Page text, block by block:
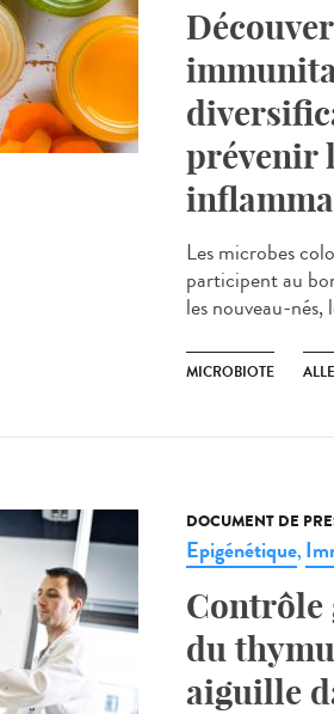
prévenir
Les microbes
participent au
les nouveau-nés,
MICROBIOTE
DOCUMENT DE
Epigénétique,
Contrôle
du
aiguille